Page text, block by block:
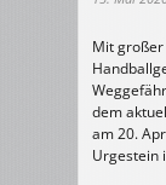
Mit
dem
am 20.
Urgestein